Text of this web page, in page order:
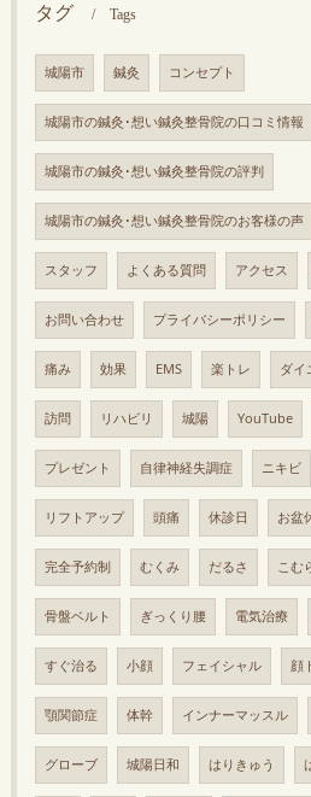
タグ Tags
城陽市 鍼灸 コンセプト
城陽市の鍼灸･想い鍼灸整骨院の口コミ情報
城陽市の鍼灸･想い鍼灸整骨院の評判
城陽市の鍼灸･想い鍼灸整骨院のお客様の声
スタッフ よくある質問 アクセス
お問い合わせ プライバシーポリシー
痛み 効果 EMS 楽トレ ダイ
訪問 リハビリ 城陽 YouTube
プレゼント 自律神経失調症 ニキビ
リフトアップ 頭痛 休診日 お盆
完全予約制 むくみ だるさ こむ
骨盤ベルト ぎっくり腰 電気治療
すぐ治る 小顔 フェイシャル 顔
顎関節症 体幹 インナーマッスル
グローブ 城陽日和 はりきゅう